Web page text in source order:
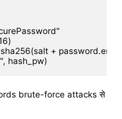
+
brute-force attacks से